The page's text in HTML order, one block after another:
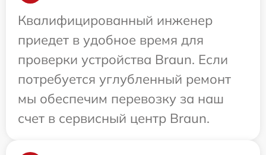
Квалифицированный инженер
приедет в удобное время для
проверки устройства Braun. Если
потребуется углубленный ремонт
мы обеспечим перевозку за наш
счет в сервисный центр Braun.